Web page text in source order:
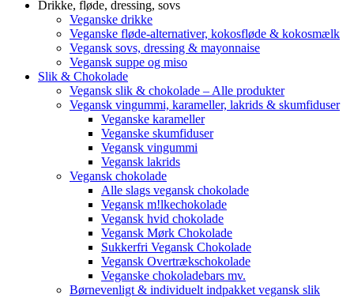
Drikke, fløde, dressing, sovs
Veganske drikke
Veganske fløde-alternativer, kokosfløde & kokosmælk
Vegansk sovs, dressing & mayonnaise
Vegansk suppe og miso
Slik & Chokolade
Vegansk slik & chokolade – Alle produkter
Vegansk vingummi, karameller, lakrids & skumfiduser
Veganske karameller
Veganske skumfiduser
Vegansk vingummi
Vegansk lakrids
Vegansk chokolade
Alle slags vegansk chokolade
Vegansk m!lkechokolade
Vegansk hvid chokolade
Vegansk Mørk Chokolade
Sukkerfri Vegansk Chokolade
Vegansk Overtrækschokolade
Veganske chokoladebars mv.
Børnevenligt & individuelt indpakket vegansk slik